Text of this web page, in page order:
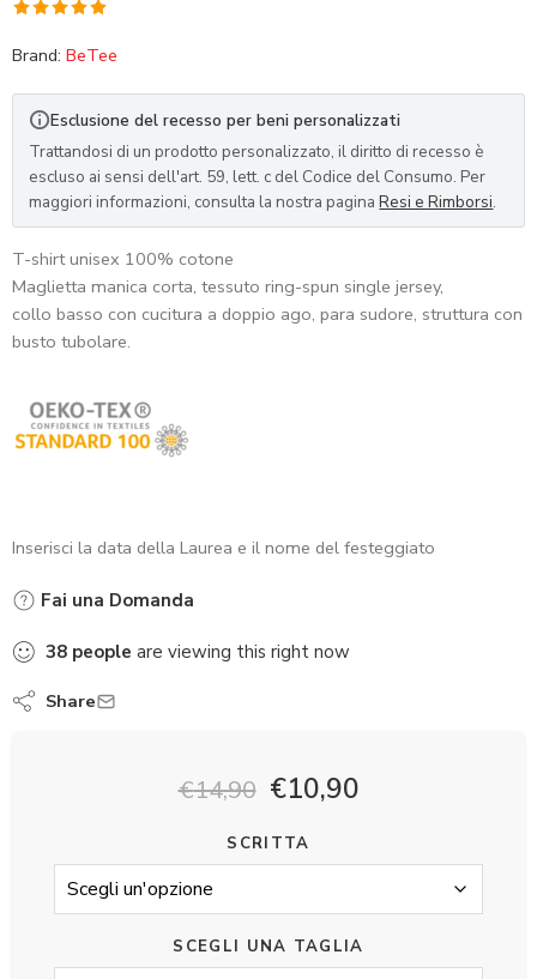
5.00su 5
su base di
recensioni
Brand: BeTee
Esclusione del recesso per beni personalizzati
Trattandosi di un prodotto personalizzato, il diritto di recesso è
escluso ai sensi dell'art. 59, lett. c del Codice del Consumo. Per
maggiori informazioni, consulta la nostra paginaResi e Rimborsi.
T-shirt unisex 100% cotone
Maglietta manica corta, tessuto ring-spun single jersey,
collo basso con cucitura a doppio ago, para sudore, struttura con
busto tubolare.
Inserisci la data della Laurea e il nome del festeggiato
Fai una Domanda
38 people are viewing this right now
Share
€14,90 €10,90
SCRITTA
SCEGLI UNA TAGLIA